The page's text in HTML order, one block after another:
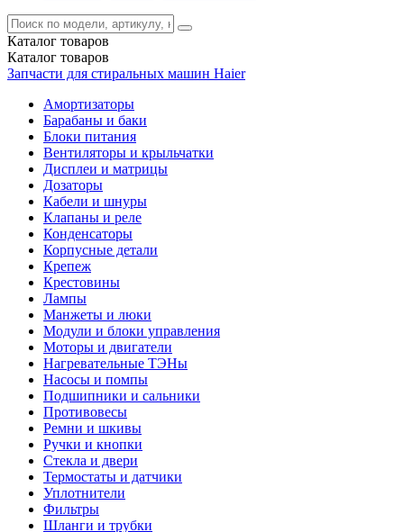
Каталог товаров
Каталог товаров
Запчасти для стиральных машин Haier
Амортизаторы
Барабаны и баки
Блоки питания
Вентиляторы и крыльчатки
Дисплеи и матрицы
Дозаторы
Кабели и шнуры
Клапаны и реле
Конденсаторы
Корпусные детали
Крепеж
Крестовины
Лампы
Манжеты и люки
Модули и блоки управления
Моторы и двигатели
Нагревательные ТЭНы
Насосы и помпы
Подшипники и сальники
Противовесы
Ремни и шкивы
Ручки и кнопки
Стекла и двери
Термостаты и датчики
Уплотнители
Фильтры
Шланги и трубки